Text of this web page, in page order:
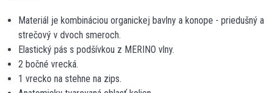
Materiál je kombináciou organickej bavlny a konope - priedušný a
strečový v dvoch smeroch.
Elastický pás s podšívkou z MERINO vlny.
2 bočné vrecká.
1 vrecko na stehne na zips.